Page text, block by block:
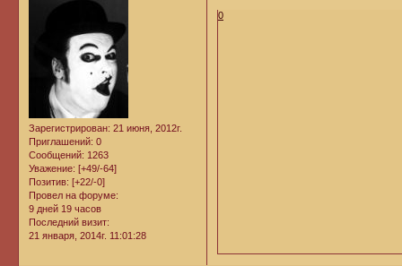
Зарегистрирован: 21 июня, 2012г.
Приглашений: 0
Сообщений: 1263
Уважение: [+49/-64]
Позитив: [+22/-0]
Провел на форуме:
9 дней 19 часов
Последний визит:
21 января, 2014г. 11:01:28
0